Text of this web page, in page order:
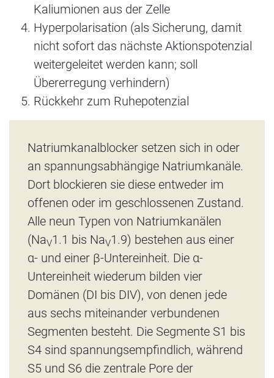
Kaliumionen aus der Zelle
Hyperpolarisation (als Sicherung, damit
nicht sofort das nächste Aktionspotenzial
weitergeleitet werden kann; soll
Übererregung verhindern)
Rückkehr zum Ruhepotenzial
Natriumkanalblocker setzen sich in oder
an spannungsabhängige Natriumkanäle.
Dort blockieren sie diese entweder im
offenen oder im geschlossenen Zustand.
Alle neun Typen von Natriumkanälen
(NaV1.1 bis NaV1.9) bestehen aus einer
α- und einer β-Untereinheit. Die α-
Untereinheit wiederum bilden vier
Domänen (DI bis DIV), von denen jede
aus sechs miteinander verbundenen
Segmenten besteht. Die Segmente S1 bis
S4 sind spannungsempfindlich, während
S5 und S6 die zentrale Pore der